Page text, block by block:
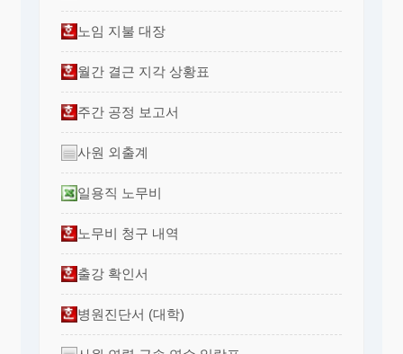
노임 지불 대장
월간 결근 지각 상황표
주간 공정 보고서
사원 외출계
일용직 노무비
노무비 청구 내역
출강 확인서
병원진단서 (대학)